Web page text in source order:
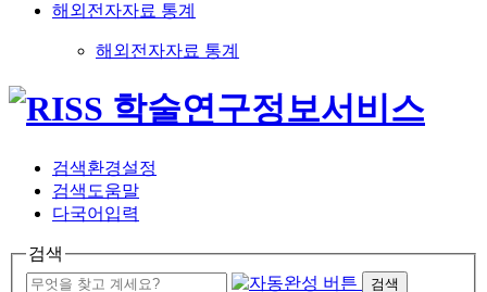
해외전자자료 통계
해외전자자료 통계
검색환경설정
검색도움말
다국어입력
검색
검색